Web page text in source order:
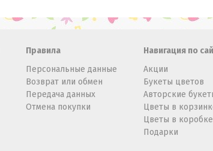
Правила
Персональные данные
Возврат или обмен
Передача данных
Отмена покупки
Навигация по
Акции
Букеты цветов
Авторские
Цветы в
Цветы в коробке
Подарки